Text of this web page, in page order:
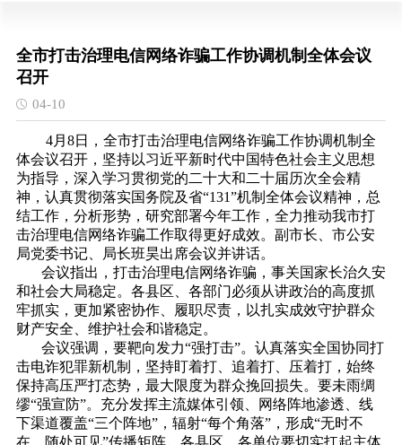
全市打击治理电信网络诈骗工作协调机制全体会议
召开
04-10
4月8日，全市打击治理电信网络诈骗工作协调机制全
体会议召开，坚持以习近平新时代中国特色社会主义思想
为指导，深入学习贯彻党的二十大和二十届历次全会精
神，认真贯彻落实国务院及省“131”机制全体会议精神，总
结工作，分析形势，研究部署今年工作，全力推动我市打
击治理电信网络诈骗工作取得更好成效。副市长、市公安
局党委书记、局长班昊出席会议并讲话。
会议指出，打击治理电信网络诈骗，事关国家长治久安
和社会大局稳定。各县区、各部门必须从讲政治的高度抓
牢抓实，更加紧密协作、
履职尽责，以扎实成效守护群众
财产安全、维护社会和谐稳定。
会议强调，要靶向发力“强打击”。认真落实全国协同打
击电诈犯罪新机制，坚持盯着打、追着打、压着打，始终
保持高压严打态势，最大限度为群众挽回损失。要未雨绸
缪“强宣防”。充分发挥主流媒体引领、网络阵地渗透、线
下渠道覆盖“三个阵地”，辐射“每个角落”，形成“无时不
在、随处可见”传播矩阵。各县区、各单位要切实扛起主体